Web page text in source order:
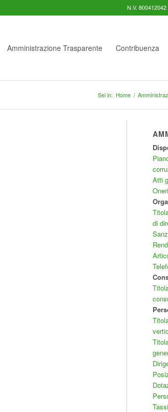
N.V. 800412042
Amministrazione Trasparente Contribuenza
Sei in: Home /
Atti
di